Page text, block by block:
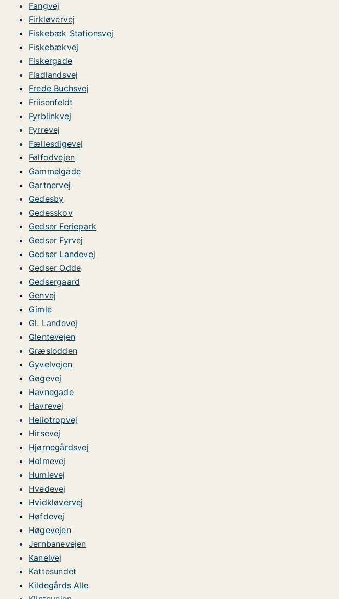
Fangvej
Firkløvervej
Fiskebæk Stationsvej
Fiskebækvej
Fiskergade
Fladlandsvej
Frede Buchsvej
Friisenfeldt
Fyrblinkvej
Fyrrevej
Fællesdigevej
Følfodvejen
Gammelgade
Gartnervej
Gedesby
Gedesskov
Gedser Feriepark
Gedser Fyrvej
Gedser Landevej
Gedser Odde
Gedsergaard
Genvej
Gimle
Gl. Landevej
Glentevejen
Græslodden
Gyvelvejen
Gøgevej
Havnegade
Havrevej
Heliotropvej
Hirsevej
Hjørnegårdsvej
Holmevej
Humlevej
Hvedevej
Hvidkløvervej
Høfdevej
Høgevejen
Jernbanevejen
Kanelvej
Kattesundet
Kildegårds Alle